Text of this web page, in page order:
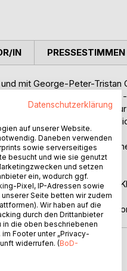
mit George-Peter-Tristan
programmiert
und der Unterstadt nicht
der KI-Diva GPTine, und
Verbindung klingt.
Schrottplatzes voller
über Herkunft,
Queer. Texte von und mit
IN PRESSESTIMMEN
Datenschutzerklärung
auf unserer Website.
Daneben verwenden
sowie serverseitiges
besucht und wie sie genutzt
und setzen
ein, wodurch ggf.
Pixel, IP-Adressen sowie
Seite betten wir zudem
Wir haben auf die
durch den Drittanbieter
in die oben beschriebenen
Footer unter „Privacy-
widerrufen. (BoD-